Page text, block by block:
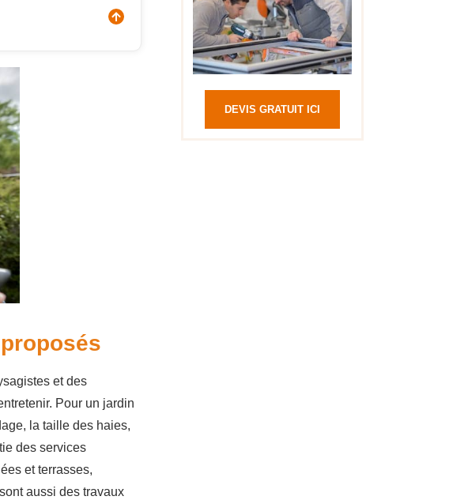
et des
Pour un jardin
la taille des haies,
des services
et terrasses,
aussi des travaux
DEVIS GRATUIT ICI